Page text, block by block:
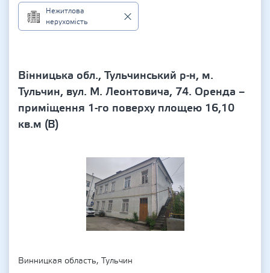
Нежитлова
нерухомість
Вінницька обл., Тульчинський р-н, м.
Тульчин, вул. М. Леонтовича, 74. Оренда –
приміщення 1-го поверху площею 16,10
кв.м (В)
Винницкая область, Тульчин